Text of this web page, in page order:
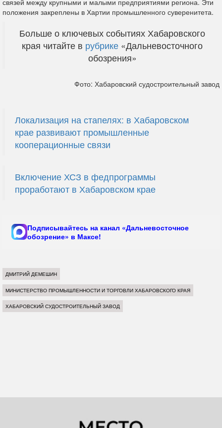
связей между крупными и малыми предприятиями региона. Эти
положения закреплены в Хартии промышленного суверенитета.
Больше о ключевых событиях Хабаровского
края читайте в рубрике «Дальневосточного
обозрения»
Фото: Хабаровский судостроительный завод
Локализация на стапелях: в Хабаровском
крае развивают промышленные
кооперационные связи
Включение ХСЗ в федпрограммы
проработают в Хабаровском крае
Подписывайтесь на канал «Дальневосточное
обозрение» в Максе!
ДМИТРИЙ ДЕМЕШИН
МИНИСТЕРСТВО ПРОМЫШЛЕННОСТИ И ТОРГОВЛИ ХАБАРОВСКОГО КРАЯ
ХАБАРОВСКИЙ СУДОСТРОИТЕЛЬНЫЙ ЗАВОД